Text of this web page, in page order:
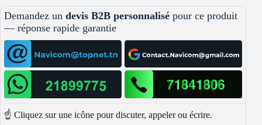
Demandez un devis B2B personnalisé pour ce produit
— réponse rapide garantie
☝️ Cliquez sur une icône pour discuter, appeler ou écrire.